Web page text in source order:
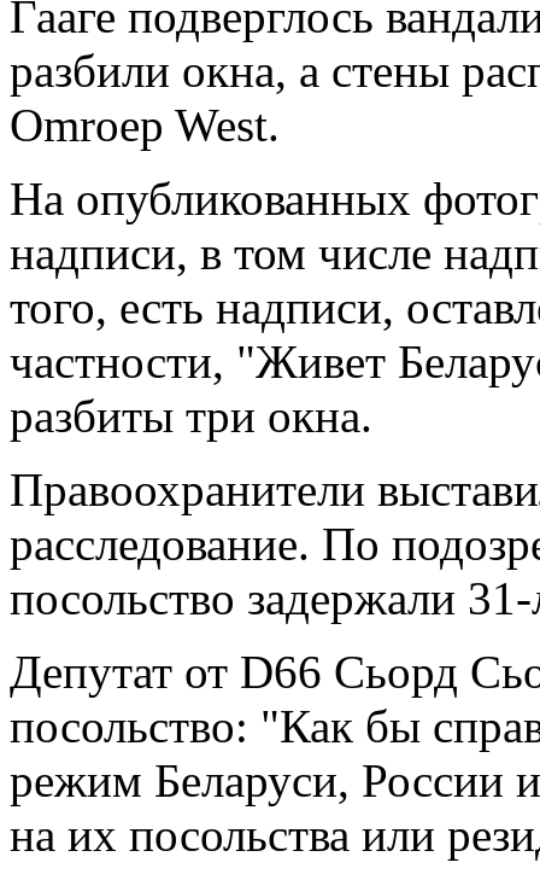
Гааге подверглось
разбили окна, а стены
Omroep West.
На опубликованных
надписи, в том числе
того, есть надписи,
частности, "Живет
разбиты три окна.
Правоохранители
расследование. По
посольство задержали
Депутат от D66 Сьорд
посольство: "Как бы
режим Беларуси, России
на их посольства или